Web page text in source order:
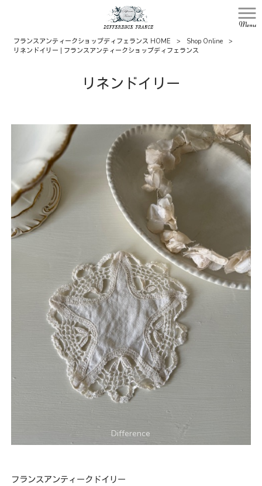
Menu
フランスアンティークショップディフェランス HOME > Shop Online
>
リネンドイリー | フランスアンティークショップディフェランス
リネンドイリー
フランスアンティークドイリー